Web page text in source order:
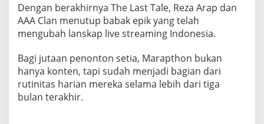
Dengan berakhirnya The Last Tale, Reza Arap dan
AAA Clan menutup babak epik yang telah
mengubah lanskap live streaming Indonesia.
Bagi jutaan penonton setia, Marapthon bukan
hanya konten, tapi sudah menjadi bagian dari
rutinitas harian mereka selama lebih dari tiga
bulan terakhir.